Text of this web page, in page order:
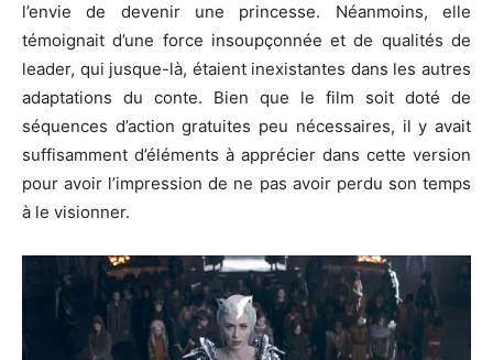
l’envie de devenir une princesse. Néanmoins, elle
témoignait d’une force insoupçonnée et de qualités de
leader, qui jusque-là, étaient inexistantes dans les autres
adaptations du conte. Bien que le film soit doté de
séquences d’action gratuites peu nécessaires, il y avait
suffisamment d’éléments à apprécier dans cette version
pour avoir l’impression de ne pas avoir perdu son temps
à le visionner.